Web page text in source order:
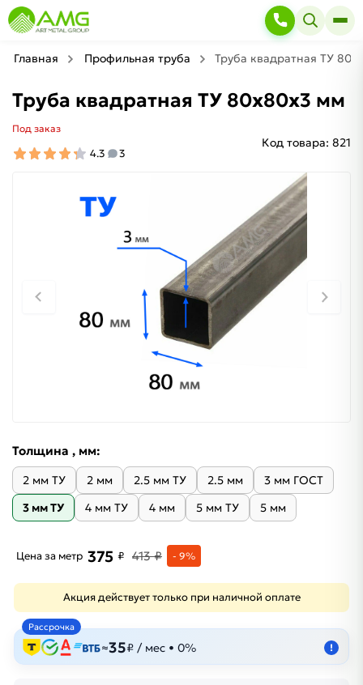
Главная Профильная труба Труба квадратная ТУ
Труба квадратная ТУ 80х80х3 мм
Под заказ
4.3 3
Код товара: 821
Толщина , мм:
2 мм ТУ 2 мм 2.5 мм ТУ 2.5 мм
3 мм ГОСТ
3 мм ТУ
4 мм ТУ 4 мм 5 мм ТУ 5 мм
Цена за метр 375 ₽ 413 ₽ - 9%
Акция действует только при наличной оплате
Рассрочка
≈35₽ / мес • 0% !